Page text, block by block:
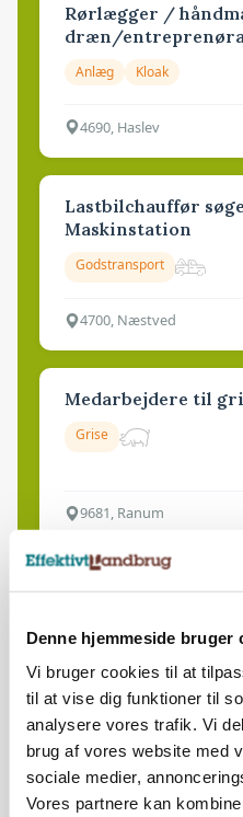
Denne hjemmeside bruger
Vi bruger cookies til at
til at vise dig funktioner til
analysere vores trafik. Vi
brug af vores website med
sociale medier,
Vores partnere kan
Rørlægger /
dræn/
Anlæg Kloak
4690, Haslev
Lastbilchauffør
Maskinstation
Godstransport
4700, Næstved
Medarbejdere til
Grise
9681, Ranum
Kalvepasser til
6392, Bolderslev
Leder til klimastald